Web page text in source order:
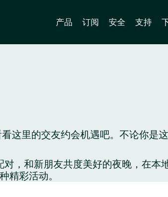
产品 订阅 安全 支持
这里的交友约会机遇吧。不论你
，和新朋友共度美好的夜晚，在
精彩活动。